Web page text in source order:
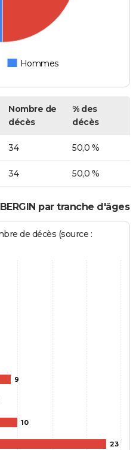
Hommes
Nombre de
décès
% des
décès
34 50,0 %
34 50,0 %
par tranche d'âges
de décès (source :
9
10
23